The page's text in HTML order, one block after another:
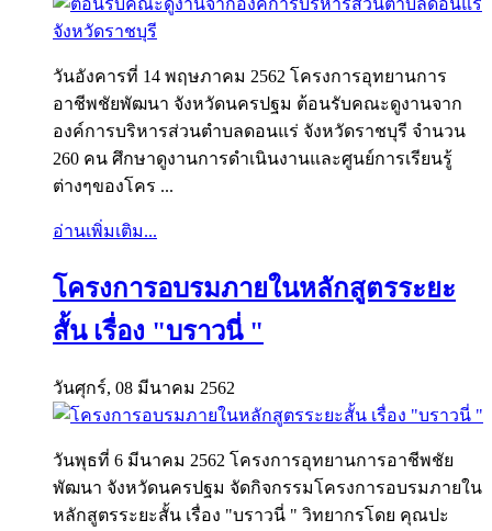
วันอังคารที่ 14 พฤษภาคม 2562 โครงการอุทยานการ
อาชีพชัยพัฒนา จังหวัดนครปฐม ต้อนรับคณะดูงานจาก
องค์การบริหารส่วนตำบลดอนแร่ จังหวัดราชบุรี จำนวน
260 คน ศึกษาดูงานการดำเนินงานและศูนย์การเรียนรู้
ต่างๆของโคร ...
อ่านเพิ่มเติม...
โครงการอบรมภายในหลักสูตรระยะ
สั้น เรื่อง "บราวนี่ "
วันศุกร์, 08 มีนาคม 2562
วันพุธที่ 6 มีนาคม 2562 โครงการอุทยานการอาชีพชัย
พัฒนา จังหวัดนครปฐม จัดกิจกรรมโครงการอบรมภายใน
หลักสูตรระยะสั้น เรื่อง "บราวนี่ " วิทยากรโดย คุณปะ